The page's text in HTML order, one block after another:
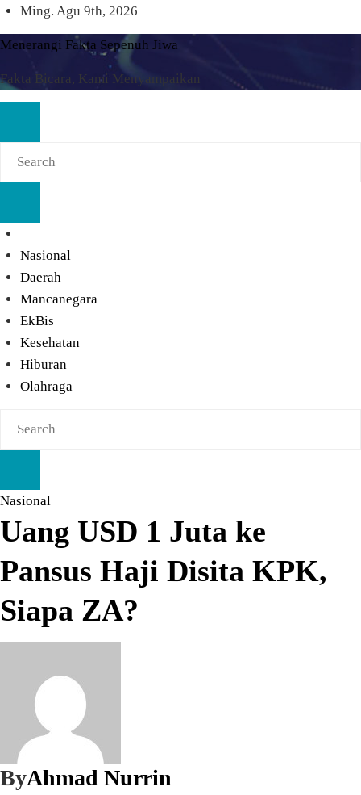
Skip
to
content
Ming. Agu 9th, 2026
Menerangi Fakta Sepenuh Jiwa
Fakta Bicara, Kami Menyampaikan
Nasional
Daerah
Mancanegara
EkBis
Kesehatan
Hiburan
Olahraga
Nasional
Uang USD 1 Juta ke
Pansus Haji Disita KPK,
Siapa ZA?
ByAhmad Nurrin